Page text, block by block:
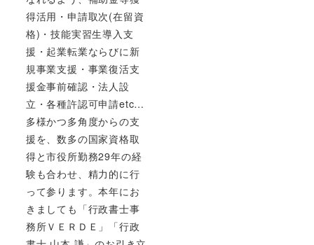
得活用・申請取次(在留資
格)・技能実習生導入支
援・起業転業ならびに新
規事業支援・事業復活支
援金事前確認・法人設
立・各種許認可申請etc…
多様かつ多角度からの支
援を、数多の国家資格取
得と市役所勤務29年の経
験も合わせ、精力的に行
って参ります。本年にお
きましても「行政書士事
務所ＶＥＲＤＥ」「行政